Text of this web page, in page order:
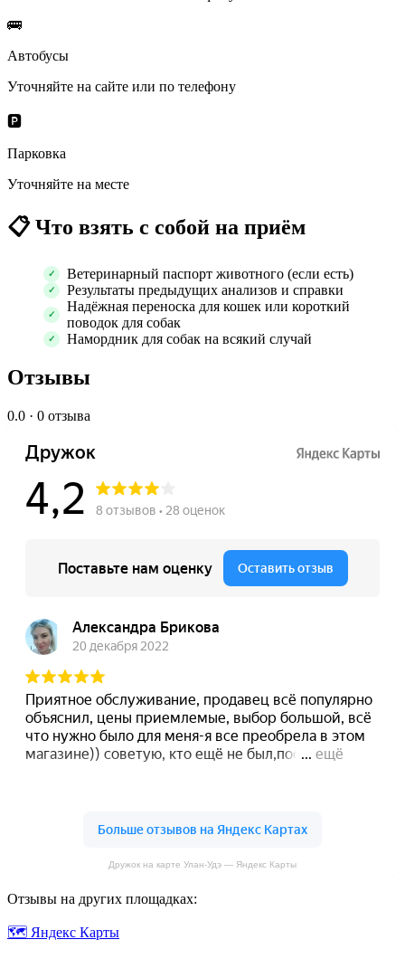
🚌
Автобусы
Уточняйте на сайте или по телефону
🅿️
Парковка
Уточняйте на месте
📋Что взять с собой на приём
Ветеринарный паспорт животного (если есть)
Результаты предыдущих анализов и справки
Надёжная переноска для кошек или короткий
поводок для собак
Намордник для собак на всякий случай
Отзывы
0.0 · 0 отзыва
Дружок на карте Улан-Удэ — Яндекс Карты
Отзывы на других площадках:
🗺 Яндекс Карты